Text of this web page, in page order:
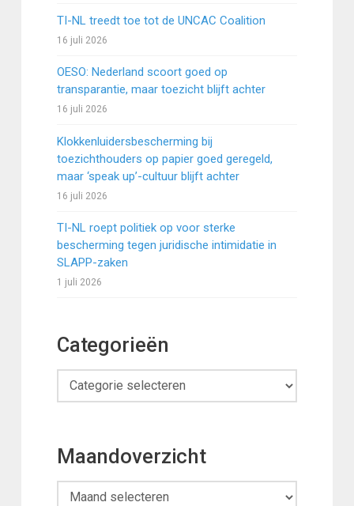
TI-NL treedt toe tot de UNCAC Coalition
16 juli 2026
OESO: Nederland scoort goed op
transparantie, maar toezicht blijft achter
16 juli 2026
Klokkenluidersbescherming bij
toezichthouders op papier goed geregeld,
maar ‘speak up’-cultuur blijft achter
16 juli 2026
TI-NL roept politiek op voor sterke
bescherming tegen juridische intimidatie in
SLAPP-zaken
1 juli 2026
Categorieën
Categorieën
Maandoverzicht
Maandoverzicht